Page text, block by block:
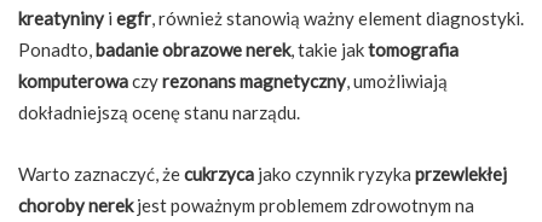
kreatyninyi egfr, również stanowią ważny element diagnostyki.
Ponadto, badanie obrazowe nerek, takie jaktomografia
komputerowaczyrezonans magnetyczny, umożliwiają
dokładniejszą ocenę stanu narządu.
Warto zaznaczyć, żecukrzyca jako czynnik ryzyka przewlekłej
choroby nerekjest poważnym problemem zdrowotnym na